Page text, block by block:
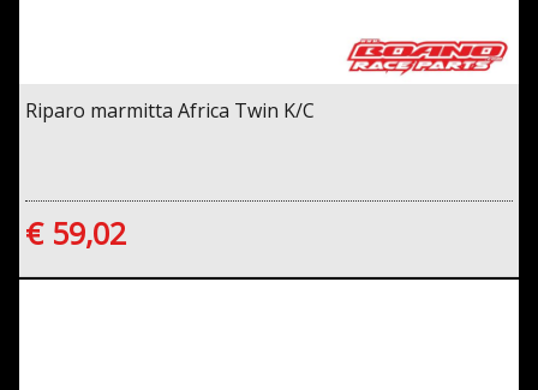
Riparo marmitta Africa Twin K/C
€ 59,02